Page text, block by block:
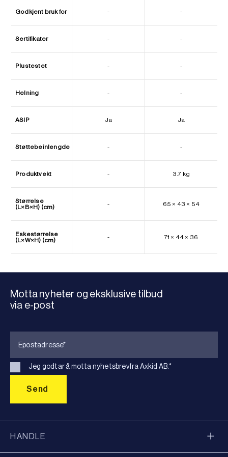
Godkjent bruk for - -
Sertifikater - -
Plustestet - -
Helning - -
ASIP Ja Ja
Støttebeinlengde - -
Produktvekt - 3.7 kg
Størrelse
(L×B×H) (cm)
- 65 × 43 × 54
Eskestørrelse
(L×W×H) (cm)
- 71 × 44 × 36
Motta nyheter og eksklusive tilbud
via e-post
Jeg godtar å motta nyhetsbrevfra Axkid AB.*
HANDLE